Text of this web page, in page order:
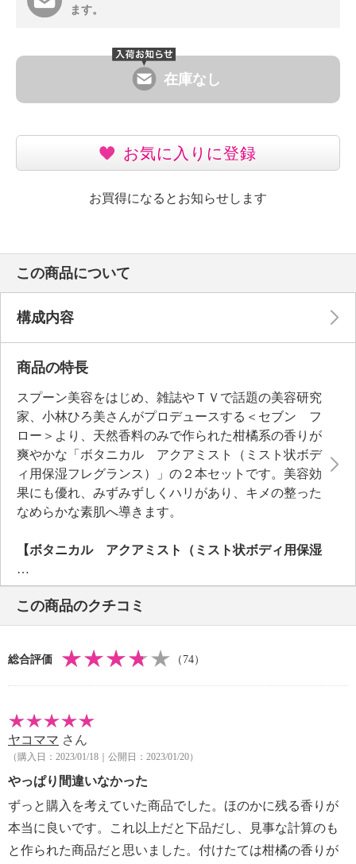
ます。
在庫なし
お気に入りに登録
お買得になるとお知らせします
この商品について
構成内容
商品の特長
スプーン美容をはじめ、雑誌やＴＶで話題の美容研究
家、小林ひろ美さんがプロデュースする＜セブン フ
ロー＞より、天然香料のみで作られた柑橘系の香りが
爽やかな「ボタニカル アクアミスト（ミスト状ボデ
ィ用保湿フレグランス）」の２本セットです。美容効
果にも優れ、みずみずしくハリがあり、キメの整った
なめらかな素肌へ導きます。
【ボタニカル アクアミスト（ミスト状ボディ用保湿
フレグランス）】
天然香料（精油）のみで作られた柑橘系の香りが爽や
かなミスト状ボディ用保湿フレグランス。合成香料に
比べて香りのバランスや残り香（持続力）の調整が困
た。ボディミスト（オーデコロンよりも香りの濃度・
持続時間が穏やか）なので、強い香りが苦手な方や初
ので周囲を気にせずリフレッシュできます。ミスト状
なので手軽にシュッと使えて、場所を選びません。ま
た、フレグランスの要素もありながら美容効果も高
く、キメの整ったハリのあるなめらかなお肌へ整えま
す。
美容成分９６．３％（水、香り成分含む）配合。
お肌のキメを整えるマンダリンクリア（マンダリンオ
レンジ果皮エキス）、アーチチョーク葉エキス、お肌
この商品のクチコミ
総合評価 （74）
ヤコママ さん
（購入日：2023/01/18｜公開日：2023/01/20）
やっぱり間違いなかった
ずっと購入を考えていた商品でした。ほのかに残る香りが
本当に良いです。これ以上だと下品だし、見事な計算のも
と作られた商品だと思いました。付けたては柑橘の香りが